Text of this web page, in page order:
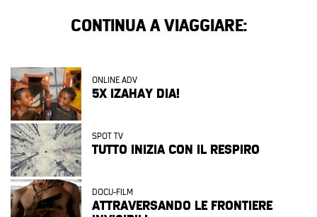
CONTINUA A VIAGGIARE:
ONLINE ADV
5X IZAHAY DIA!
SPOT TV
TUTTO INIZIA CON IL RESPIRO
DOCU-FILM
ATTRAVERSANDO LE FRONTIERE